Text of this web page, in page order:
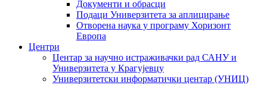
Документи и обрасци
Подаци Универзитета за аплицирање
Отворена наука у програму Хоризонт
Европа
Центри
Центар за научно истраживачки рад САНУ и
Универзитета у Крагујевцу
Универзитетски информатички центар (УНИЦ)